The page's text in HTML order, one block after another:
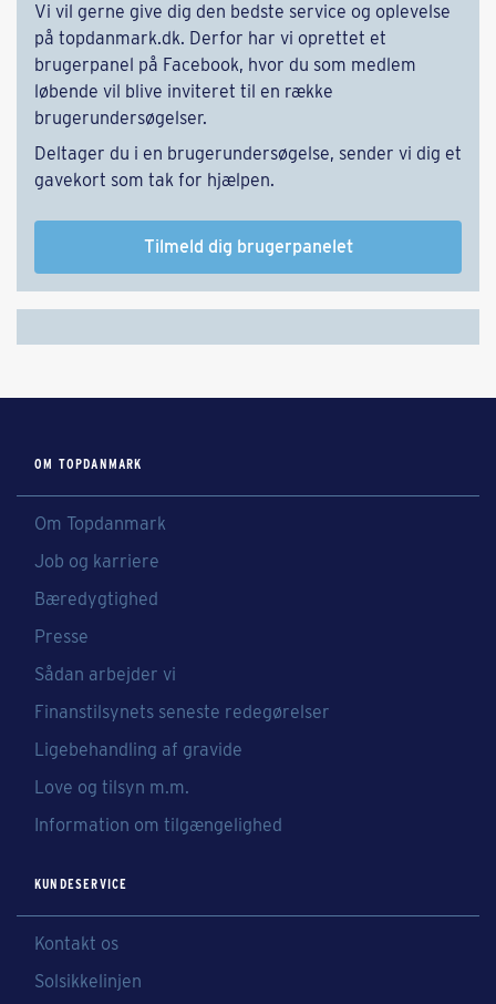
Vi vil gerne give dig den bedste service og oplevelse
på topdanmark.dk. Derfor har vi oprettet et
brugerpanel på Facebook, hvor du som medlem
løbende vil blive inviteret til en række
brugerundersøgelser.
Deltager du i en brugerundersøgelse, sender vi dig et
gavekort som tak for hjælpen.
Tilmeld dig brugerpanelet
OM TOPDANMARK
Om Topdanmark
Job og karriere
Bæredygtighed
Presse
Sådan arbejder vi
Finanstilsynets seneste redegørelser
Ligebehandling af gravide
Love og tilsyn m.m.
Information om tilgængelighed
KUNDESERVICE
Kontakt os
Solsikkelinjen